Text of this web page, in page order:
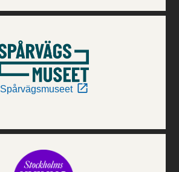
Spårvägsmuseet